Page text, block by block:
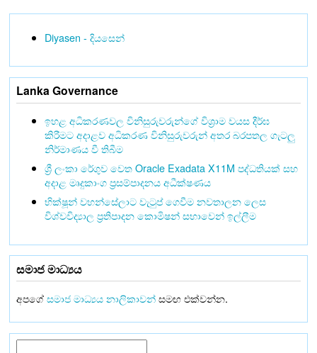
Diyasen - දියසෙන්
Lanka Governance
ඉහළ අධිකරණවල විනිසුරුවරුන්ගේ විශ්‍රාම වයස දීර්ඝ
කිරීමට අදාළව අධිකරණ විනිසුරුවරුන් අතර බරපතල ගැටලු
නිර්මාණය වී තිබීම
ශ්‍රී ලංකා රේගුව වෙත Oracle Exadata X11M පද්ධතියක් සහ
අදාළ මෘදුකාංග ප්‍රසම්පාදනය අධීක්ෂණය
භික්ෂූන් වහන්සේලාට වැටුප් ගෙවීම නවතාලන ලෙස
විශ්වවිද්‍යාල ප්‍රතිපාදන කොමිෂන් සභාවෙන් ඉල්ලීම
සමාජ මාධ්‍යය
අපගේසමාජ මාධ්‍යය නාලිකාවන්සමඟ එක්වන්න.